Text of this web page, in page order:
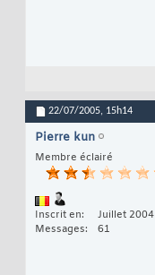
22/07/2005, 15h14
Pierre kun
Membre éclairé
Inscrit en
Juillet 2004
Messages
61